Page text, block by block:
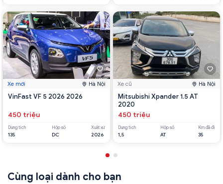
Xe mới Hà Nội
VinFast VF 5 2026 2026
450 triệu
Dung tích
135
Hộp số
DC
Xuất xứ
2026
Xe cũ Hà Nội
Mitsubishi Xpander 1.5 AT
2020
450 triệu
Dung tích
1,5
Hộp số
AT
Km đã đi
35
Cùng loại dành cho bạn